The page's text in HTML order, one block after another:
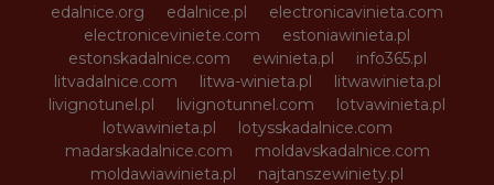
edalnice.org
edalnice.pl
electronicavinieta.com
electroniceviniete.com
estoniawinieta.pl
estonskadalnice.com
ewinieta.pl
info365.pl
litvadalnice.com
litwa-winieta.pl
litwawinieta.pl
livignotunel.pl
livignotunnel.com
lotvawinieta.pl
lotwawinieta.pl
lotysskadalnice.com
madarskadalnice.com
moldavskadalnice.com
moldawiawinieta.pl
najtanszewiniety.pl